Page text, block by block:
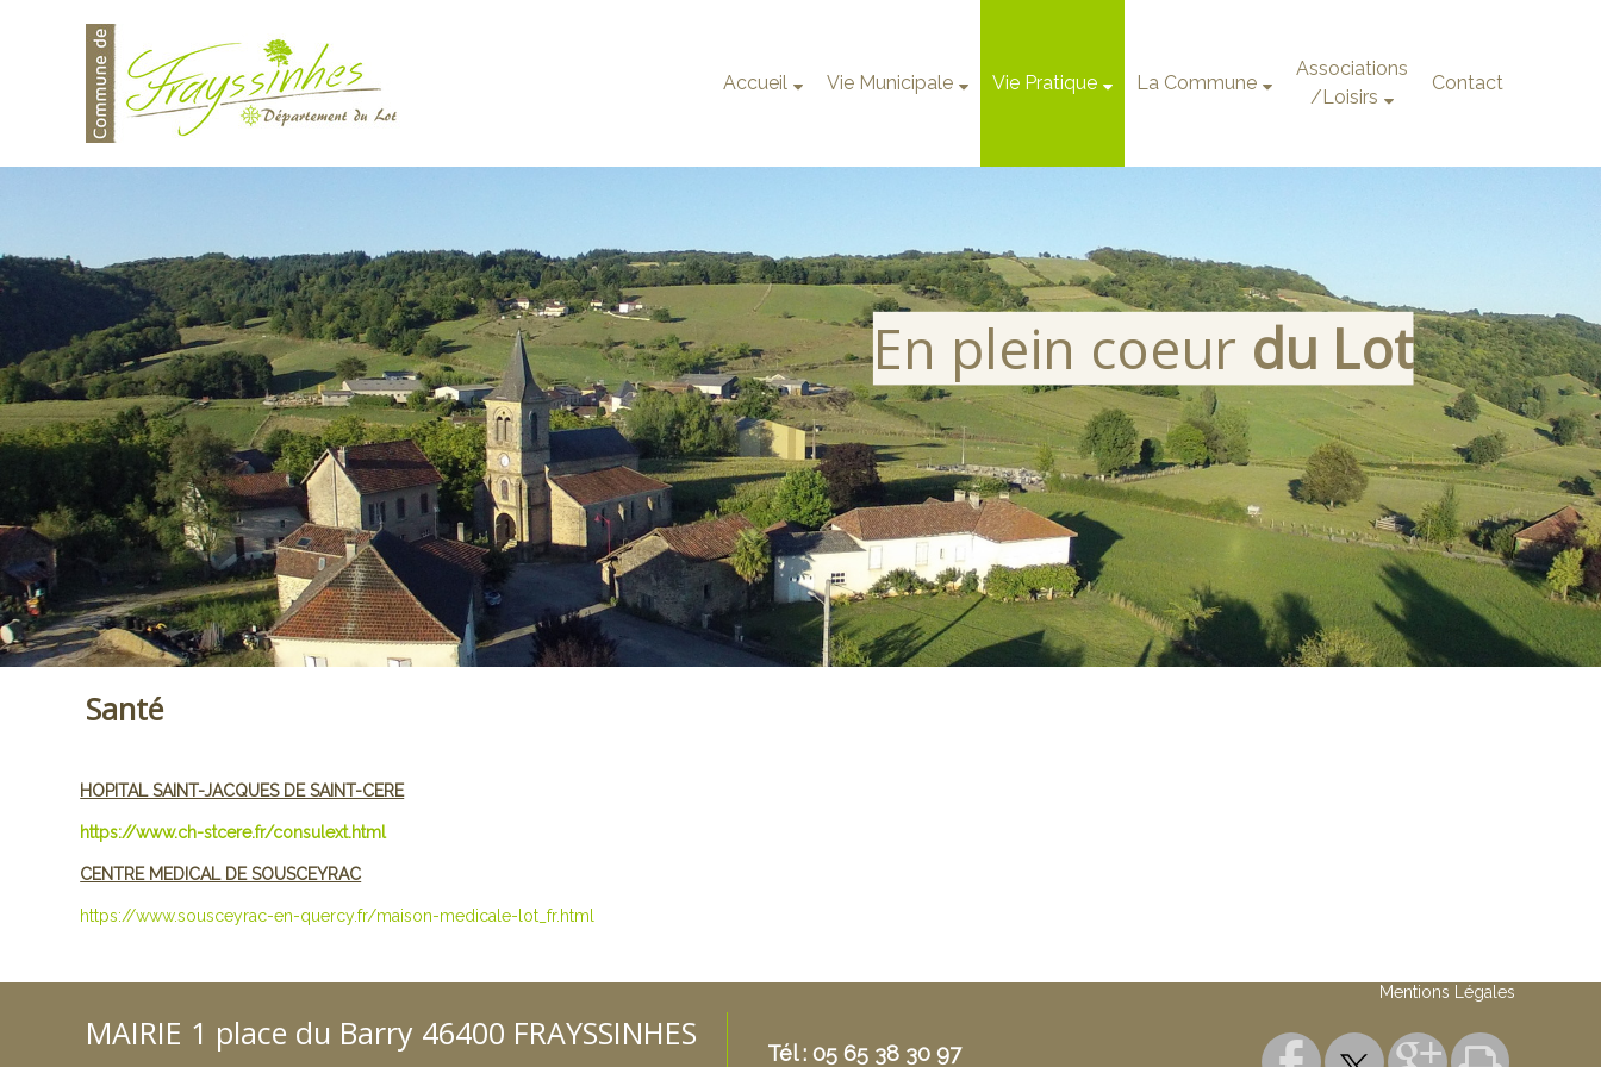
Accueil Vie Municipale Vie Pratique La Commune
Associations
/Loisirs
Contact
En plein coeur du Lot
Santé
HOPITAL SAINT-JACQUES DE SAINT-CERE
https://www.ch-stcere.fr/consulext.html
CENTRE MEDICAL DE SOUSCEYRAC
https://www.sousceyrac-en-quercy.fr/maison-medicale-lot_fr.html
MAIRIE 1 place du Barry 46400 FRAYSSINHES
Tél : 05 65 38 30 97
Mentions Légales